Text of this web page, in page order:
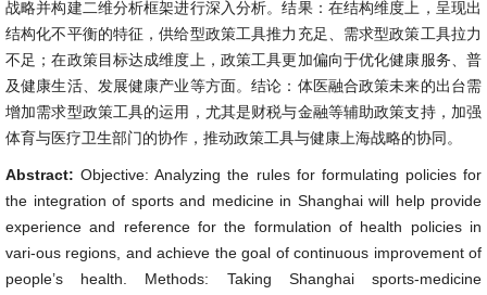
战略并构建二维分析框架进行深入分析。结果：在结构维度上，呈现出
结构化不平衡的特征，供给型政策工具推力充足、需求型政策工具拉力
不足；在政策目标达成维度上，政策工具更加偏向于优化健康服务、普
及健康生活、发展健康产业等方面。结论：体医融合政策未来的出台需
增加需求型政策工具的运用，尤其是财税与金融等辅助政策支持，加强
体育与医疗卫生部门的协作，推动政策工具与健康上海战略的协同。
Abstract:Objective: Analyzing the rules for formulating policies for
the integration of sports and medicine in Shanghai will help provide
experience and reference for the formulation of health policies in
vari-ous regions, and achieve the goal of continuous improvement of
people’s health. Methods: Taking Shanghai sports-medicine